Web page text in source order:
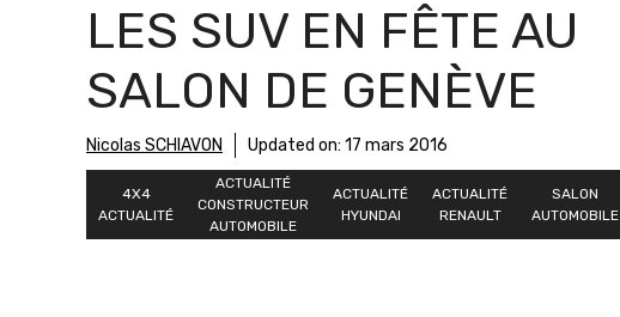
LES SUV EN FÊTE AU
SALON DE GENÈVE
Nicolas SCHIAVON Updated on: 17 mars 2016
4X4
ACTUALITÉ
ACTUALITÉ
CONSTRUCTEUR
AUTOMOBILE
ACTUALITÉ
HYUNDAI
ACTUALITÉ
RENAULT
SALON
AUTOMOBILE